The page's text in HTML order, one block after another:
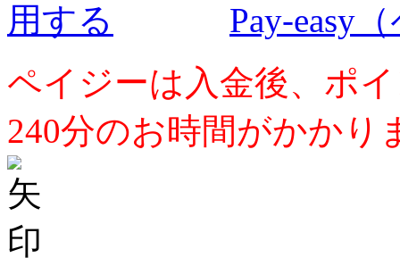
Pay-easy
ペイジーは入金後、ポ
240分のお時間がかかり